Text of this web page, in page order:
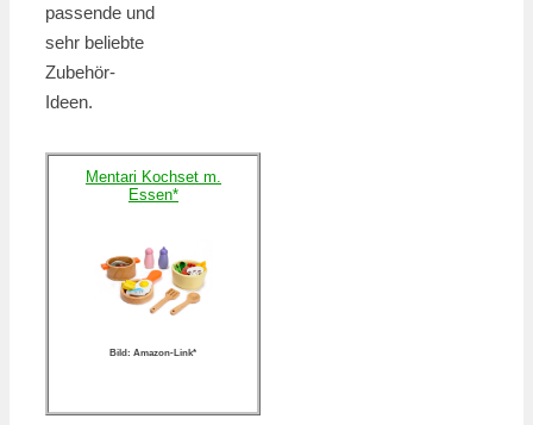
passende und
sehr beliebte
Zubehör-
Ideen.
Mentari Kochset m.
Essen*
Bild: Amazon-Link*